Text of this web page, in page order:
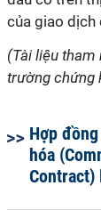
của giao dịch
(Tài liệu tham
trường chứng
Hợp
hóa
Contract)